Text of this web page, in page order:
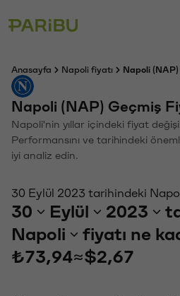
Anasayfa Napoli fiyatı Napoli
Napoli (NAP) Geçmiş
Napoli'nin yıllar içindeki fiyat
Performansını ve tarihindeki
iyi analiz edin.
30 Eylül 2023 tarihindeki
30 Eylül 2023
Napoli
fiyatı ne
₺73,94≈$2,67